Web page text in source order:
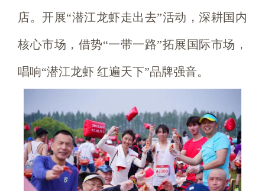
店。开展“潜江龙虾走出去”活动，深耕国内
核心市场，借势“一带一路”拓展国际市场，
唱响“潜江龙虾 红遍天下”品牌强音。